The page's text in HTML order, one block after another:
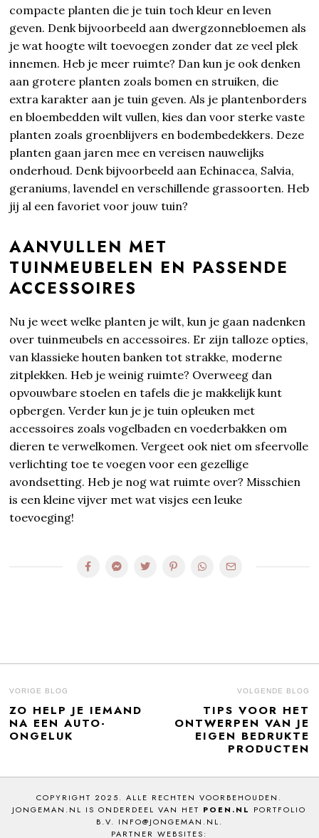
compacte planten die je tuin toch kleur en leven
geven. Denk bijvoorbeeld aan dwergzonnebloemen als
je wat hoogte wilt toevoegen zonder dat ze veel plek
innemen. Heb je meer ruimte? Dan kun je ook denken
aan grotere planten zoals bomen en struiken, die
extra karakter aan je tuin geven. Als je plantenborders
en bloembedden wilt vullen, kies dan voor sterke vaste
planten zoals groenblijvers en bodembedekkers. Deze
planten gaan jaren mee en vereisen nauwelijks
onderhoud. Denk bijvoorbeeld aan Echinacea, Salvia,
geraniums, lavendel en verschillende grassoorten. Heb
jij al een favoriet voor jouw tuin?
AANVULLEN MET
TUINMEUBELEN EN PASSENDE
ACCESSOIRES
Nu je weet welke planten je wilt, kun je gaan nadenken
over tuinmeubels en accessoires. Er zijn talloze opties,
van klassieke houten banken tot strakke, moderne
zitplekken. Heb je weinig ruimte? Overweeg dan
opvouwbare stoelen en tafels die je makkelijk kunt
opbergen. Verder kun je je tuin opleuken met
accessoires zoals vogelbaden en voederbakken om
dieren te verwelkomen. Vergeet ook niet om sfeervolle
verlichting toe te voegen voor een gezellige
avondsetting. Heb je nog wat ruimte over? Misschien
is een kleine vijver met wat visjes een leuke
toevoeging!
BERICHT
NAVIGATIE
VORIGE BLOG
Previous
post:
ZO HELP JE IEMAND
NA EEN AUTO-
ONGELUK
VOLGENDE BLOG
TIPS VOOR HET
ONTWERPEN VAN JE
EIGEN BEDRUKTE
PRODUCTEN
COPYRIGHT 2025. ALLE RECHTEN VOORBEHOUDEN.
JONGEMAN.NL IS ONDERDEEL VAN HET POEN.NL PORTFOLIO
B.V. INFO@JONGEMAN.NL.
PARTNER WEBSITES: